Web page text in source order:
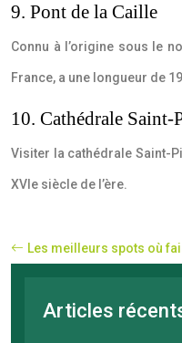
9. Pont de la Caille
Connu à l’origine sous le
France, a une longueur de
10. Cathédrale Saint-
Visiter la cathédrale Saint-
XVIe siècle de l’ère.
Les meilleurs spots où
Articles